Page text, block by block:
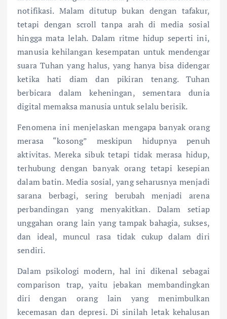
notifikasi. Malam ditutup bukan dengan tafakur,
tetapi dengan scroll tanpa arah di media sosial
hingga mata lelah. Dalam ritme hidup seperti ini,
manusia kehilangan kesempatan untuk mendengar
suara Tuhan yang halus, yang hanya bisa didengar
ketika hati diam dan pikiran tenang. Tuhan
berbicara dalam keheningan, sementara dunia
digital memaksa manusia untuk selalu berisik.
Fenomena ini menjelaskan mengapa banyak orang
merasa “kosong” meskipun hidupnya penuh
aktivitas. Mereka sibuk tetapi tidak merasa hidup,
terhubung dengan banyak orang tetapi kesepian
dalam batin. Media sosial, yang seharusnya menjadi
sarana berbagi, sering berubah menjadi arena
perbandingan yang menyakitkan. Dalam setiap
unggahan orang lain yang tampak bahagia, sukses,
dan ideal, muncul rasa tidak cukup dalam diri
sendiri.
Dalam psikologi modern, hal ini dikenal sebagai
comparison trap, yaitu jebakan membandingkan
diri dengan orang lain yang menimbulkan
kecemasan dan depresi. Di sinilah letak kehalusan